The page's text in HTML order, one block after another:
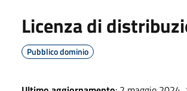
Licenza di
Pubblico dominio